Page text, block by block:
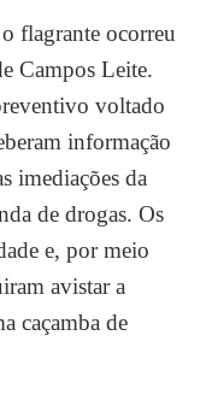
flagrante ocorreu
Campos Leite.
voltado
informação
imediações da
de drogas. Os
e, por meio
avistar a
caçamba de